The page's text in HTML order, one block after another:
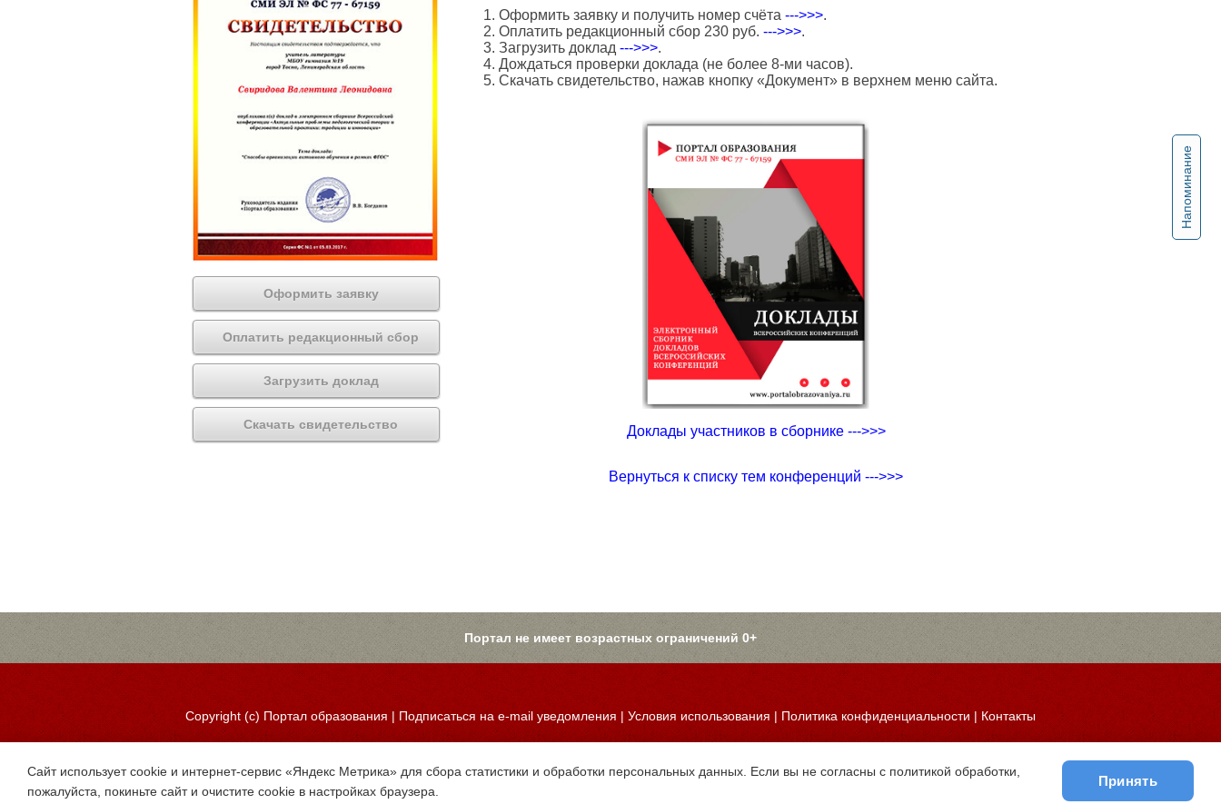
Напоминание
Оформить заявку
Оплатить редакционный сбор
Загрузить доклад
Скачать свидетельство
1. Оформить заявку и получить номер счёта --->>>.
2. Оплатить редакционный сбор 230 руб. --->>>.
3. Загрузить доклад --->>>.
4. Дождаться проверки доклада (не более 8-ми часов).
5. Скачать свидетельство, нажав кнопку «Документ» в верхнем меню сайта.
Доклады участников в сборнике --->>>
Вернуться к списку тем конференций --->>>
Портал не имеет возрастных ограничений 0+
Copyright (c) Портал образования | Подписаться на e-mail уведомления |Условия использования | Политика конфиденциальности| Контакты
Сайт использует cookie и интернет-сервис «Яндекс Метрика» для сбора статистики и обработки персональных данных. Если вы не согласны с политикой обработки,
пожалуйста, покиньте сайт и очистите cookie в настройках браузера.
Принять